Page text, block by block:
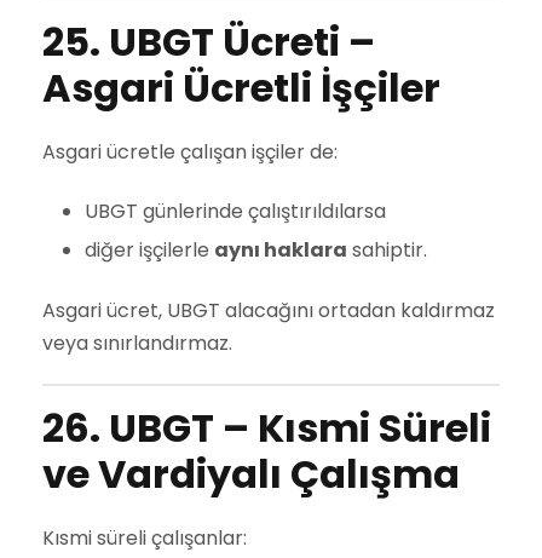
25. UBGT Ücreti –
Asgari Ücretli İşçiler
Asgari ücretle çalışan işçiler de:
UBGT günlerinde çalıştırıldılarsa
diğer işçilerle aynı haklara sahiptir.
Asgari ücret, UBGT alacağını ortadan kaldırmaz
veya sınırlandırmaz.
26. UBGT – Kısmi Süreli
ve Vardiyalı Çalışma
Kısmi süreli çalışanlar: